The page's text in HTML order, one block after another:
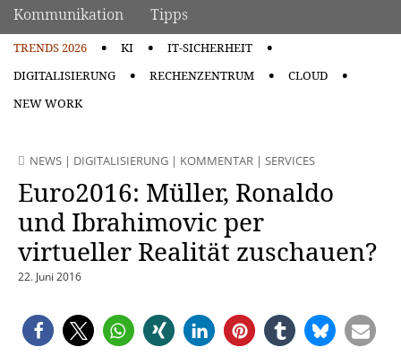
Kommunikation
Tipps
TRENDS 2026 KI
IT-SICHERHEIT
DIGITALISIERUNG
RECHENZENTRUM
CLOUD
NEW WORK
NEWS | DIGITALISIERUNG | KOMMENTAR | SERVICES
Euro2016: Müller, Ronaldo
und Ibrahimovic per
virtueller Realität zuschauen?
22. Juni 2016